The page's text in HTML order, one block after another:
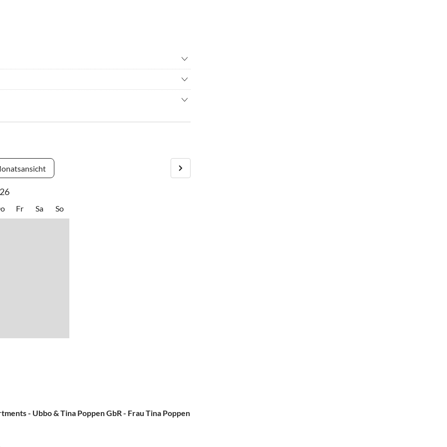
werden. Die Schlüsselübergabe erfolgt persönlich
zu verlassen.
Fr Sa So
- Ubbo & Tina Poppen GbR - Frau Tina Poppen